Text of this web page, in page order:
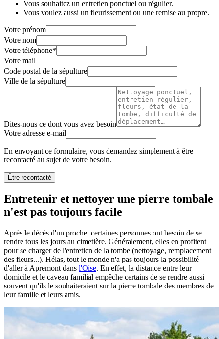
Vous souhaitez un entretien ponctuel ou régulier.
Vous voulez aussi un fleurissement ou une remise au propre.
Votre prénom
Votre nom
Votre téléphone*
Votre mail
Code postal de la sépulture
Ville de la sépulture
Dites-nous ce dont vous avez besoin
Votre adresse e-mail
En envoyant ce formulaire, vous demandez simplement à être
recontacté au sujet de votre besoin.
Être recontacté
Entretenir et nettoyer une pierre tombale
n'est pas toujours facile
Après le décès d'un proche, certaines personnes ont besoin de se
rendre tous les jours au cimetière. Généralement, elles en profitent
pour se charger de l'entretien de la tombe (nettoyage, remplacement
des fleurs...). Hélas, tout le monde n'a pas toujours la possibilité
d'aller à Apremont dans l'Oise. En effet, la distance entre leur
domicile et le caveau familial empêche certains de se rendre aussi
souvent qu'ils le souhaiteraient sur la pierre tombale des membres de
leur famille et leurs amis.